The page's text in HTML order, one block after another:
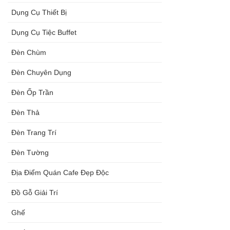
Dụng Cụ Thiết Bị
Dụng Cụ Tiệc Buffet
Đèn Chùm
Đèn Chuyên Dụng
Đèn Ốp Trần
Đèn Thả
Đèn Trang Trí
Đèn Tường
Địa Điểm Quán Cafe Đẹp Độc
Đồ Gỗ Giải Trí
Ghế